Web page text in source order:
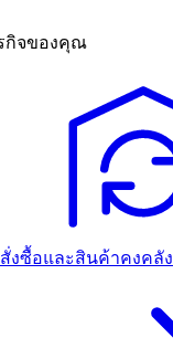
กิจของคุณ
งซื้อและสินค้าคงคลัง